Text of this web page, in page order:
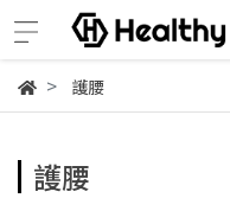
護腰
護腰